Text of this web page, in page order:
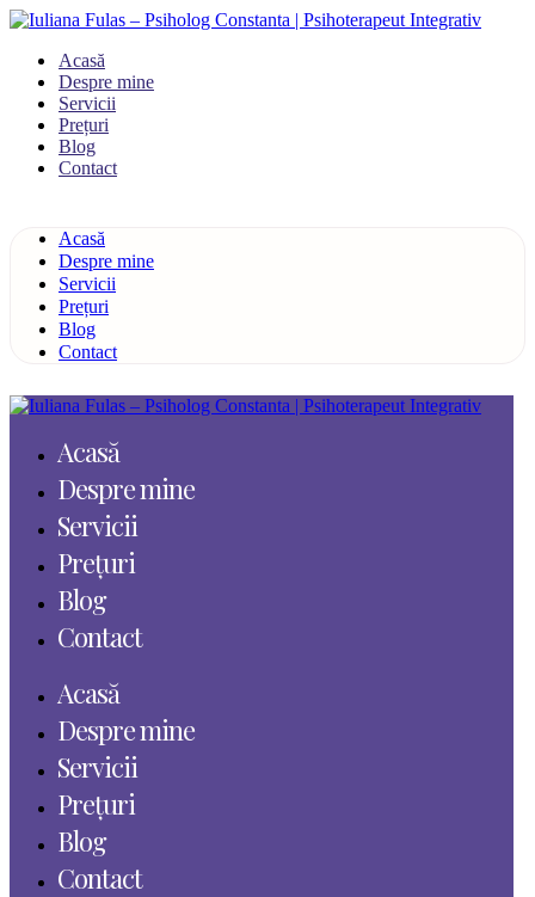
Acasă
Despre mine
Servicii
Prețuri
Blog
Contact
Acasă
Despre mine
Servicii
Prețuri
Blog
Contact
Acasă
Despre mine
Servicii
Prețuri
Blog
Contact
Acasă
Despre mine
Servicii
Prețuri
Blog
Contact